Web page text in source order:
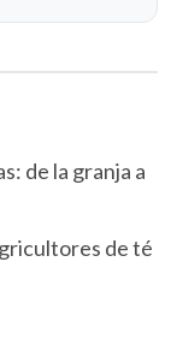
de la granja a
de té